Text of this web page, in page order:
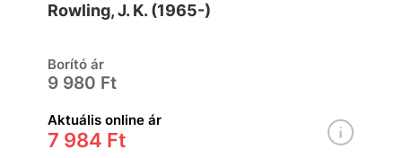
Rowling, J. K. (1965-)
Borító ár
9 980 Ft
Aktuális online ár
7 984 Ft